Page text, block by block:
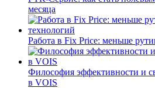
месяца
Работа в Fix Price: меньше
Философия эффективности и
в VOIS